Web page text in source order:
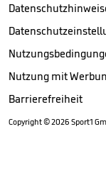
Nutzung mit
Barrierefreiheit
Copyright ©2026 Sport1